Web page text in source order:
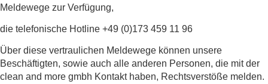
Meldewege zur Verfügung,
die telefonische Hotline +49 (0)173 459 11 96
Über diese vertraulichen Meldewege können unsere
Beschäftigten, sowie auch alle anderen Personen, die mit der
clean and more gmbh Kontakt haben, Rechtsverstöße melden.